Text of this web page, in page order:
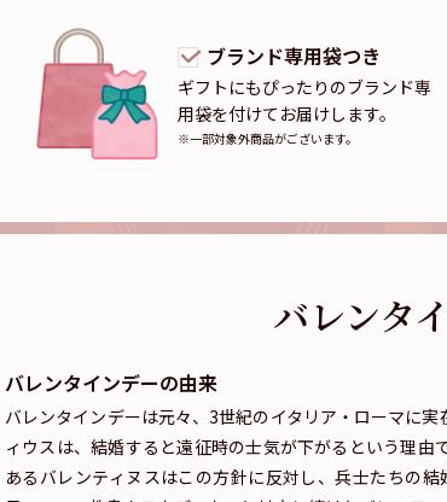
ブランド専用袋つき
ギフトにもぴったりのブランド専
用袋を付けてお届けします。
※一部対象外商品がございます。
バレンタ
バレンタインデーの由来
バレンタインデーは元々、3世紀のイタリア・ローマに
ィウスは、結婚すると遠征時の士気が下がるという理
あるバレンティヌスはこの方針に反対し、兵士たちの